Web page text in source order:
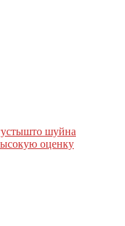
шуйна
оценку